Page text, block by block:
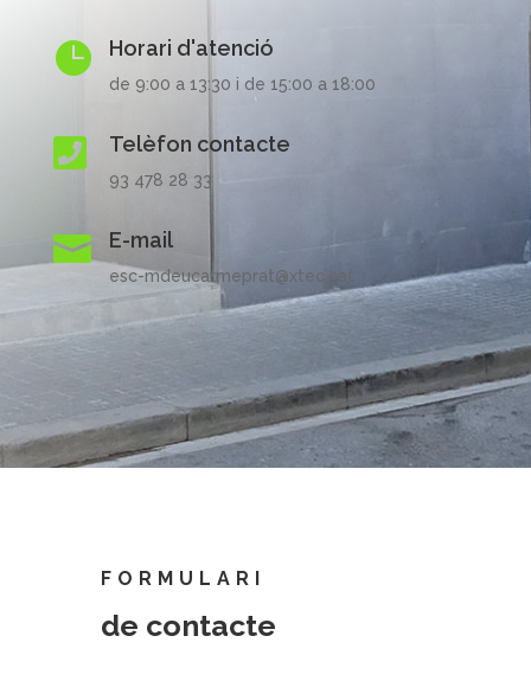
 Horari d'atenció
de 9:00 a 13:30 i de 15:00 a 18:00
 Telèfon contacte
93 478 28 33
 E-mail
esc-mdeucarmeprat@xtec.cat
FORMULARI
de contacte